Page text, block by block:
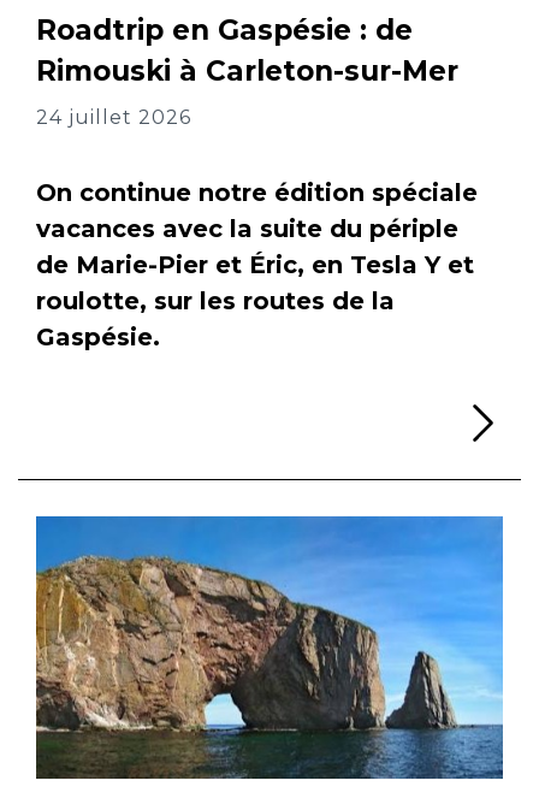
Roadtrip en Gaspésie : de
Rimouski à Carleton-sur-Mer
24 juillet 2026
On continue notre édition spéciale
vacances avec la suite du périple
de Marie-Pier et Éric, en Tesla Y et
roulotte, sur les routes de la
Gaspésie.